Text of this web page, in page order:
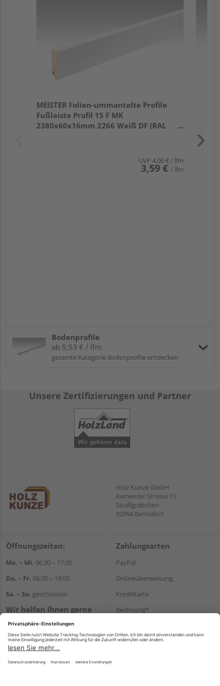
MEISTER Folien-ummantelte Profile
Fußleiste Profil 15 F MK
2380x60x16mm 2266 Weiß DF (RAL
UVP 4,00 €/ lfm
3,59 € / lfm
Bodenprofile
ab 9,53 € / lfm
gesamte Kategorie Bodenprofile entdecken
Unsere Zertifizierungen und Partner
Holz Kunze GmbH
Kamenzer Strasse 11
Straßgräbchen
02994 Bernsdorf
Öffnungszeiten:
Mo. – Mi. 06:30 – 17:00
Do. – Fr. 06:30 – 18:00
Sa. – So. geschlossen
Wir helfen Ihnen gerne
weiter
+49 35723 23123
E-Mail:info@holz-kunze.de
Zahlungsarten
PayPal
Onlineüberweisung
Kreditkarte
Rechnung*
Versand